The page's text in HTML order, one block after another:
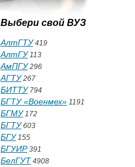
Выбери свой ВУЗ
АлтГТУ419
АлтГУ113
АмПГУ296
АГТУ267
БИТТУ794
БГТУ «Военмех» 1191
БГМУ172
БГТУ603
БГУ155
БГУИР391
БелГУТ 4908